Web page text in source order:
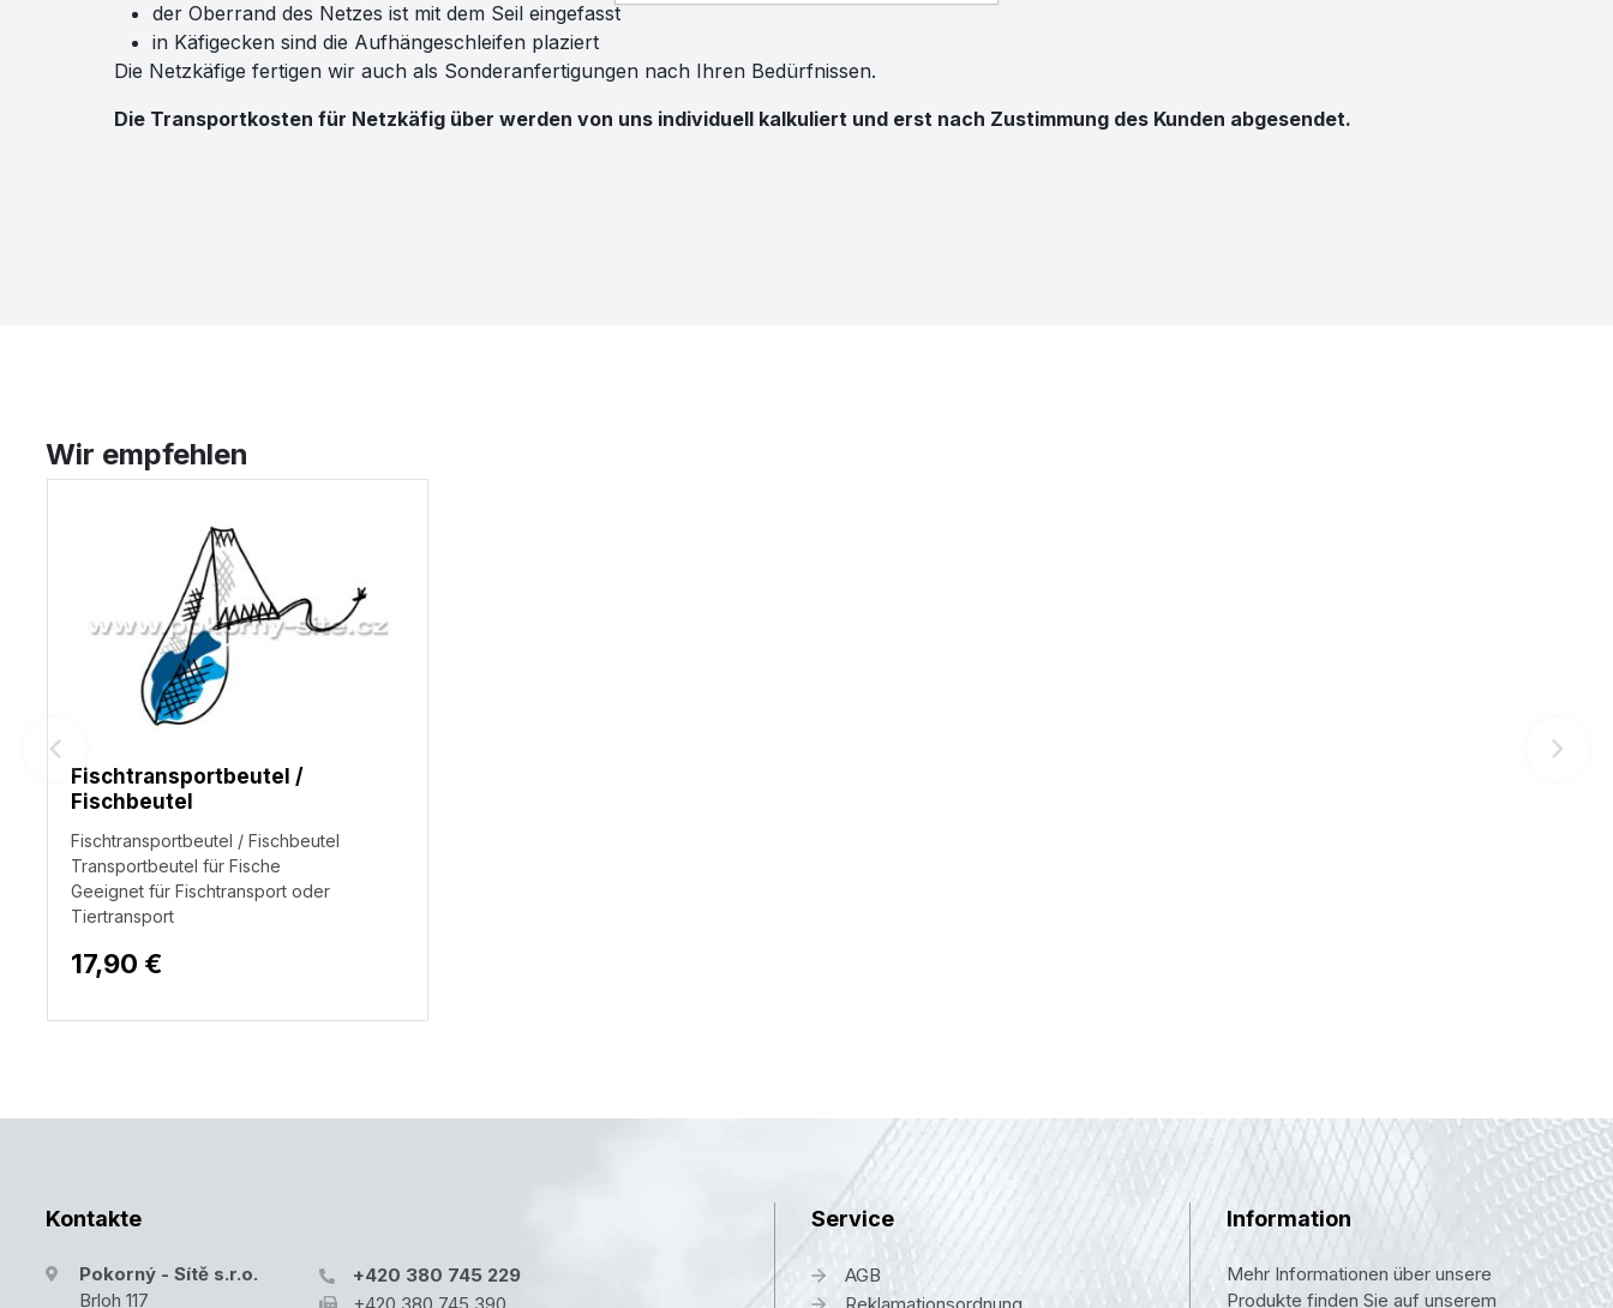
der Oberrand des Netzes ist mit dem Seil eingefasst
in Käfigecken sind die Aufhängeschleifen plaziert
Die Netzkäfige fertigen wir auch als Sonderanfertigungen nach Ihren Bedürfnissen.
Die Transportkosten für Netzkäfig über werden von uns individuell kalkuliert und erst nach Zustimmung des Kunden abgesendet.
Wir empfehlen
Fischtransportbeutel /
Fischbeutel
Fischtransportbeutel / Fischbeutel
Transportbeutel für Fische
Geeignet für Fischtransport oder
Tiertransport
17,90 €
Kontakte
Pokorný - Sítě s.r.o.
Brloh 117
+420 380 745 229
+420 380 745 390
Service
AGB
Reklamationsordnung
Information
Mehr Informationen über unsere
Produkte finden Sie auf unserem